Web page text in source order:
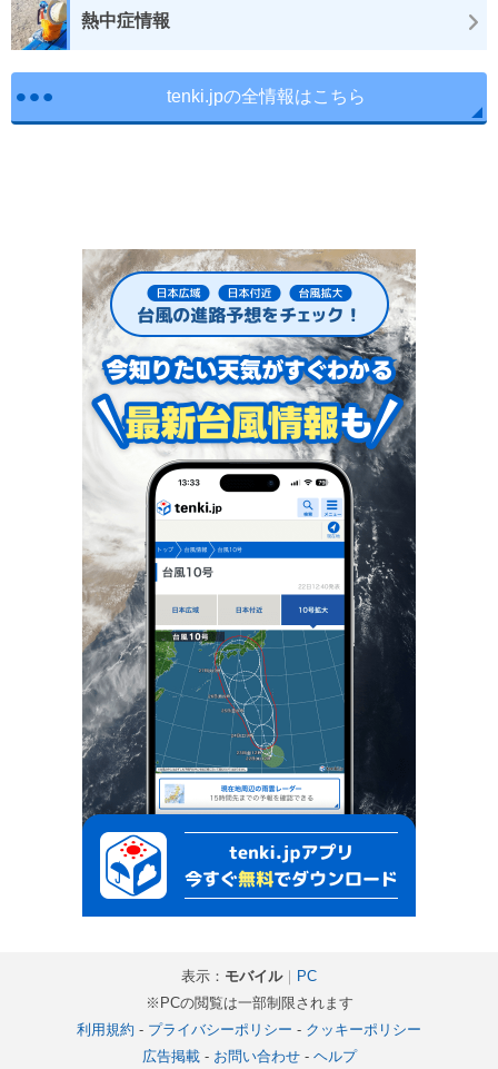
熱中症情報
tenki.jpの全情報はこちら
表示： モバイル｜ PC
※PCの閲覧は一部制限されます
利用規約 - プライバシーポリシー - クッキーポリシー
広告掲載- お問い合わせ- ヘルプ